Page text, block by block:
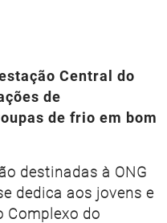
Central do
de
de frio em bom
destinadas à ONG
dedica aos jovens e
Complexo do